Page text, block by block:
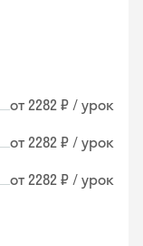
от 2282 ₽ / урок
от 2282 ₽ / урок
от 2282 ₽ / урок